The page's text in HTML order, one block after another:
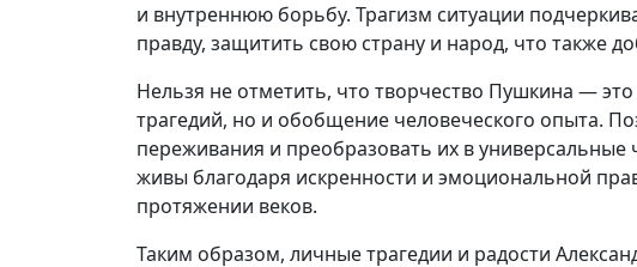
и внутреннюю борьбу. Трагизм ситуации
правду, защитить свою страну и народ, что также
Нельзя не отметить, что творчество Пушкина —
трагедий, но и обобщение человеческого опыта.
переживания и преобразовать их в универсальные
живы благодаря искренности и эмоциональной
протяжении веков.
Таким образом, личные трагедии и радости